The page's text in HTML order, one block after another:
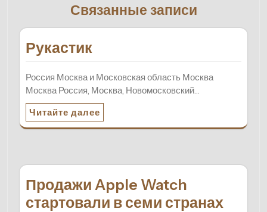
Связанные записи
Рукастик
Россия Москва и Московская область Москва
Москва Россия, Москва, Новомосковский…
Читайте далее
Продажи Apple Watch
стартовали в семи странах